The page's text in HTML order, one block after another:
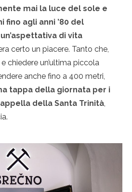
mai la luce del sole e
fino agli anni ’80 del
di vita
certo un piacere. Tanto che,
chiedere un’ultima piccola
anche fino a 400 metri,
tappa della giornata per i
della Santa Trinità,